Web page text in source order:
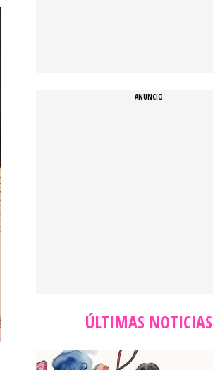
ÚLTIMAS NOTICIAS